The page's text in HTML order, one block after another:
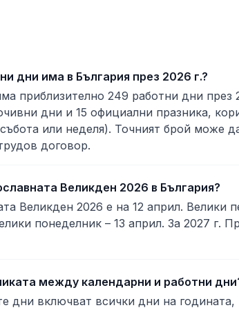
дни има в България през 2026 г.?
приблизително 249 работни дни през
дни и 15 официални празника,
или неделя). Точният брой може
договор.
Великден 2026 в България?
Великден 2026 е на 12 април. Велики
понеделник – 13 април. За 2027 г.
между календарни и работни
дни включват всички дни на